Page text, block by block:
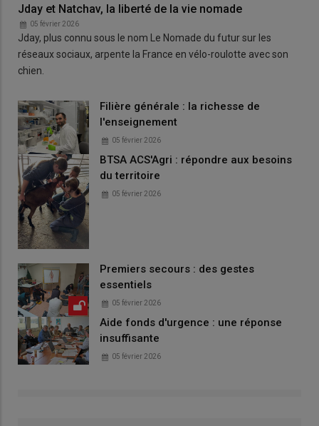
Jday et Natchav, la liberté de la vie nomade
05 février 2026
Jday, plus connu sous le nom Le Nomade du futur sur les
réseaux sociaux, arpente la France en vélo-roulotte avec son
chien.
Filière générale : la richesse de
l'enseignement
05 février 2026
BTSA ACS'Agri : répondre aux besoins
du territoire
05 février 2026
Premiers secours : des gestes
essentiels
05 février 2026
Aide fonds d'urgence : une réponse
insuffisante
05 février 2026